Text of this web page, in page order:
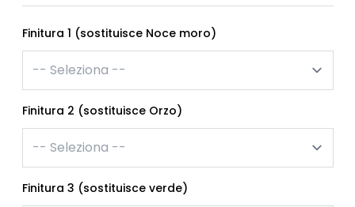
Finitura 1 (sostituisce Noce moro)
Finitura 2 (sostituisce Orzo)
Finitura 3 (sostituisce verde)